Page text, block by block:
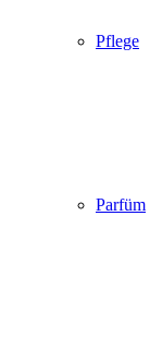
Pflege
Parfüm